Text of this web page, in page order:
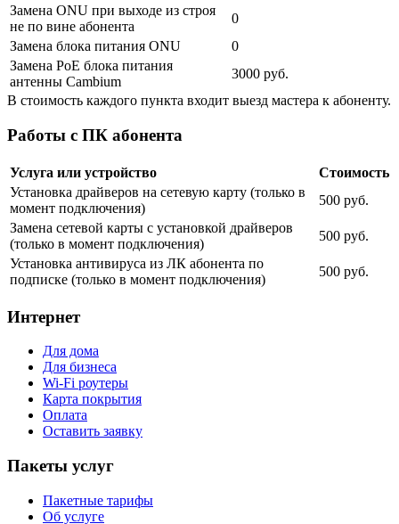
Замена ONU при выходе из строя
не по вине абонента
0
Замена блока питания ONU
0
Замена PoE блока питания
антенны Cambium
3000 руб.
В стоимость каждого пункта входит выезд мастера к абоненту.
Работы с ПК абонента
Услуга или устройство
Стоимость
Установка драйверов на сетевую карту (только в
момент подключения)
500 руб.
Замена сетевой карты с установкой драйверов
(только в момент подключения)
500 руб.
Установка антивируса из ЛК абонента по
подписке (только в момент подключения)
500 руб.
Интернет
Для дома
Для бизнеса
Wi-Fi роутеры
Карта покрытия
Оплата
Оставить заявку
Пакеты услуг
Пакетные тарифы
Об услуге